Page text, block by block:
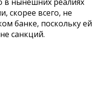
скорее всего, не
банке, поскольку ей
санкций.